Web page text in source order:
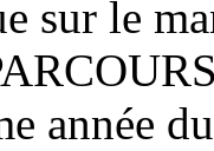
sur le
année